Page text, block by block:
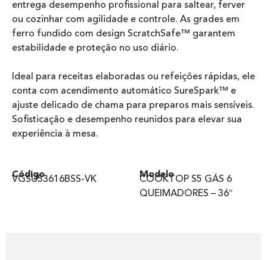
entrega desempenho profissional para saltear, ferver
ou cozinhar com agilidade e controle. As grades em
ferro fundido com design ScratchSafe™ garantem
estabilidade e proteção no uso diário.
Ideal para receitas elaboradas ou refeições rápidas, ele
conta com acendimento automático SureSpark™ e
ajuste delicado de chama para preparos mais sensíveis.
Sofisticação e desempenho reunidos para elevar sua
experiência à mesa.
Código
VGSU53616BSS-VK Modelo
COOKTOP S5 GÁS 6
QUEIMADORES – 36″